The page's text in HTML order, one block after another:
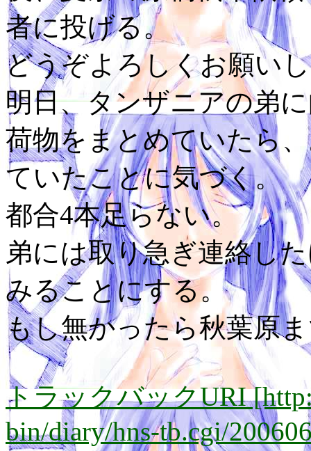
者に投げる。
どうぞよろしくお願い
明日、タンザニアの弟
荷物をまとめていたら
ていたことに気づく。
都合4本足らない。
弟には取り急ぎ連絡し
みることにする。
もし無かったら秋葉原
トラックバックURI
bin/diary/hns-tb.cgi/